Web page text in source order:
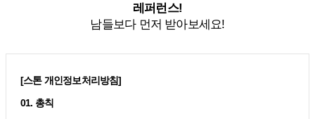
레퍼런스!
남들보다 먼저 받아보세요!
[스톤 개인정보처리방침]
01. 총칙